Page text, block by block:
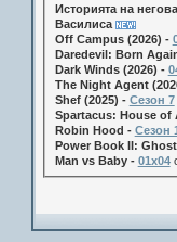
Историята на
Василиса
Off Campus (2026) -
Daredevil: Born
Dark Winds (2026) -
The Night Agent
Shef (2025) - Сезон 7
Spartacus: House of
Robin Hood - Сезон
Power Book II:
Man vs Baby - 01x04